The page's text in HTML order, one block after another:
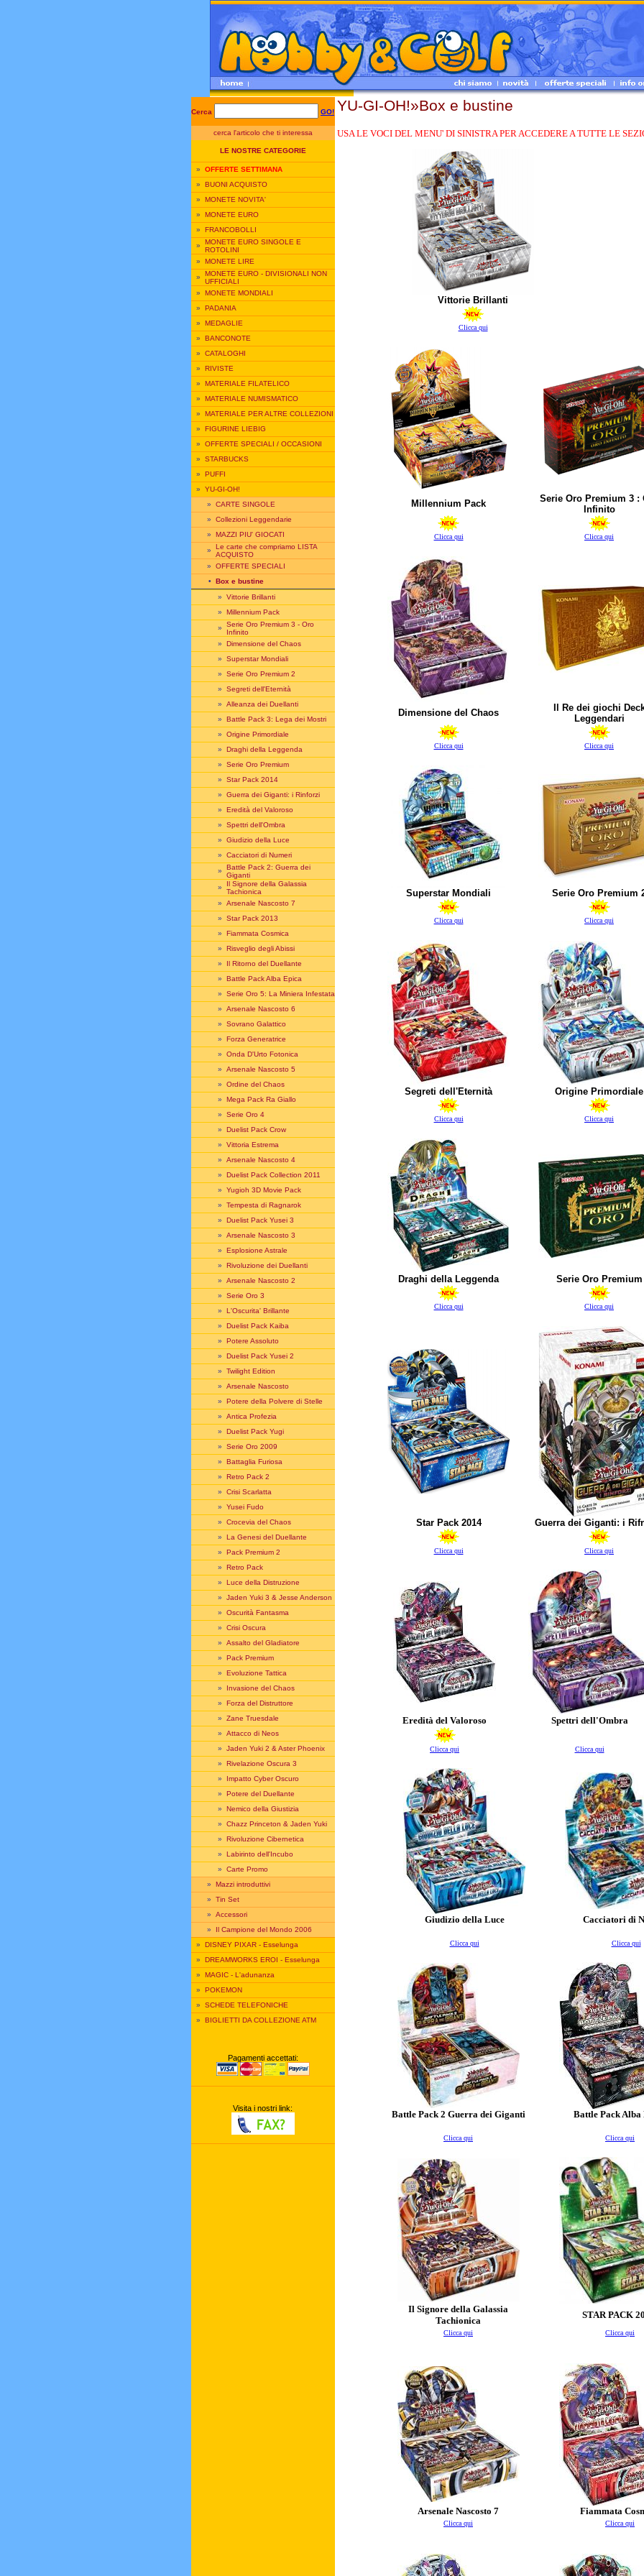
Cerca GO!
cerca l'articolo che ti interessa
LE NOSTRE CATEGORIE
» OFFERTE SETTIMANA
» BUONI ACQUISTO
» MONETE NOVITA'
» MONETE EURO
» FRANCOBOLLI
» MONETE EURO SINGOLE E
ROTOLINI
» MONETE LIRE
» MONETE EURO - DIVISIONALI NON
UFFICIALI
» MONETE MONDIALI
» PADANIA
» MEDAGLIE
» BANCONOTE
» CATALOGHI
» RIVISTE
» MATERIALE FILATELICO
» MATERIALE NUMISMATICO
» MATERIALE PER ALTRE COLLEZIONI
» FIGURINE LIEBIG
» OFFERTE SPECIALI / OCCASIONI
» STARBUCKS
» PUFFI
» YU-GI-OH!
» CARTE SINGOLE
» Collezioni Leggendarie
» MAZZI PIU' GIOCATI
» Le carte che compriamo LISTA
ACQUISTO
» OFFERTE SPECIALI
• Box e bustine
» Vittorie Brillanti
» Millennium Pack
» Serie Oro Premium 3 - Oro
Infinito
» Dimensione del Chaos
» Superstar Mondiali
» Serie Oro Premium 2
» Segreti dell'Eternità
» Alleanza dei Duellanti
» Battle Pack 3: Lega dei Mostri
» Origine Primordiale
» Draghi della Leggenda
» Serie Oro Premium
» Star Pack 2014
» Guerra dei Giganti: i Rinforzi
» Eredità del Valoroso
» Spettri dell'Ombra
» Giudizio della Luce
» Cacciatori di Numeri
» Battle Pack 2: Guerra dei
Giganti
»
Il Signore della Galassia
Tachionica
» Arsenale Nascosto 7
» Star Pack 2013
» Fiammata Cosmica
» Risveglio degli Abissi
»
Il Ritorno del Duellante
» Battle Pack Alba Epica
» Serie Oro 5: La Miniera Infestata
» Arsenale Nascosto 6
» Sovrano Galattico
» Forza Generatrice
» Onda D'Urto Fotonica
» Arsenale Nascosto 5
» Ordine del Chaos
» Mega Pack Ra Giallo
» Serie Oro 4
» Duelist Pack Crow
» Vittoria Estrema
» Arsenale Nascosto 4
» Duelist Pack Collection 2011
» Yugioh 3D Movie Pack
» Tempesta di Ragnarok
» Duelist Pack Yusei 3
» Arsenale Nascosto 3
» Esplosione Astrale
» Rivoluzione dei Duellanti
» Arsenale Nascosto 2
» Serie Oro 3
» L'Oscurita' Brillante
» Duelist Pack Kaiba
» Potere Assoluto
» Duelist Pack Yusei 2
» Twilight Edition
» Arsenale Nascosto
» Potere della Polvere di Stelle
» Antica Profezia
» Duelist Pack Yugi
» Serie Oro 2009
» Battaglia Furiosa
» Retro Pack 2
» Crisi Scarlatta
» Yusei Fudo
» Crocevia del Chaos
» La Genesi del Duellante
» Pack Premium 2
» Retro Pack
» Luce della Distruzione
» Jaden Yuki 3 & Jesse Anderson
» Oscurità Fantasma
» Crisi Oscura
» Assalto del Gladiatore
» Pack Premium
» Evoluzione Tattica
»
Invasione del Chaos
» Forza del Distruttore
» Zane Truesdale
» Attacco di Neos
» Jaden Yuki 2 & Aster Phoenix
» Rivelazione Oscura 3
»
Impatto Cyber Oscuro
» Potere del Duellante
» Nemico della Giustizia
» Chazz Princeton & Jaden Yuki
» Rivoluzione Cibernetica
» Labirinto dell'Incubo
» Carte Promo
» Mazzi introduttivi
» Tin Set
» Accessori
»
Il Campione del Mondo 2006
» DISNEY PIXAR - Esselunga
» DREAMWORKS EROI - Esselunga
» MAGIC - L'adunanza
» POKEMON
» SCHEDE TELEFONICHE
» BIGLIETTI DA COLLEZIONE ATM
Pagamenti accettati:
Visita i nostri link:
YU-GI-OH!»Box e bustine
USA LE VOCI DEL MENU' DI SINISTRA PER ACCEDERE A TUTTE LE
Vittorie Brillanti
Clicca qui
Millennium Pack
Serie Oro Premium 3 :
Infinito
Clicca qui Clicca qui
Dimensione del Chaos
Il Re dei giochi
Leggendari
Clicca qui Clicca qui
Superstar Mondiali Serie Oro Premium
Clicca qui Clicca qui
Segreti dell'Eternità Origine Primordiale
Clicca qui Clicca qui
Draghi della Leggenda Serie Oro Premium
Clicca qui Clicca qui
Star Pack 2014 Guerra dei Giganti: i
Clicca qui Clicca qui
Eredità del Valoroso Spettri dell'Ombra
Clicca qui Clicca qui
Giudizio della Luce Cacciatori di
Clicca qui Clicca qui
Battle Pack 2 Guerra dei Giganti Battle Pack Alba
Clicca qui Clicca qui
Il Signore della Galassia
Tachionica
STAR PACK
Clicca qui Clicca qui
Arsenale Nascosto 7 Fiammata
Clicca qui Clicca qui